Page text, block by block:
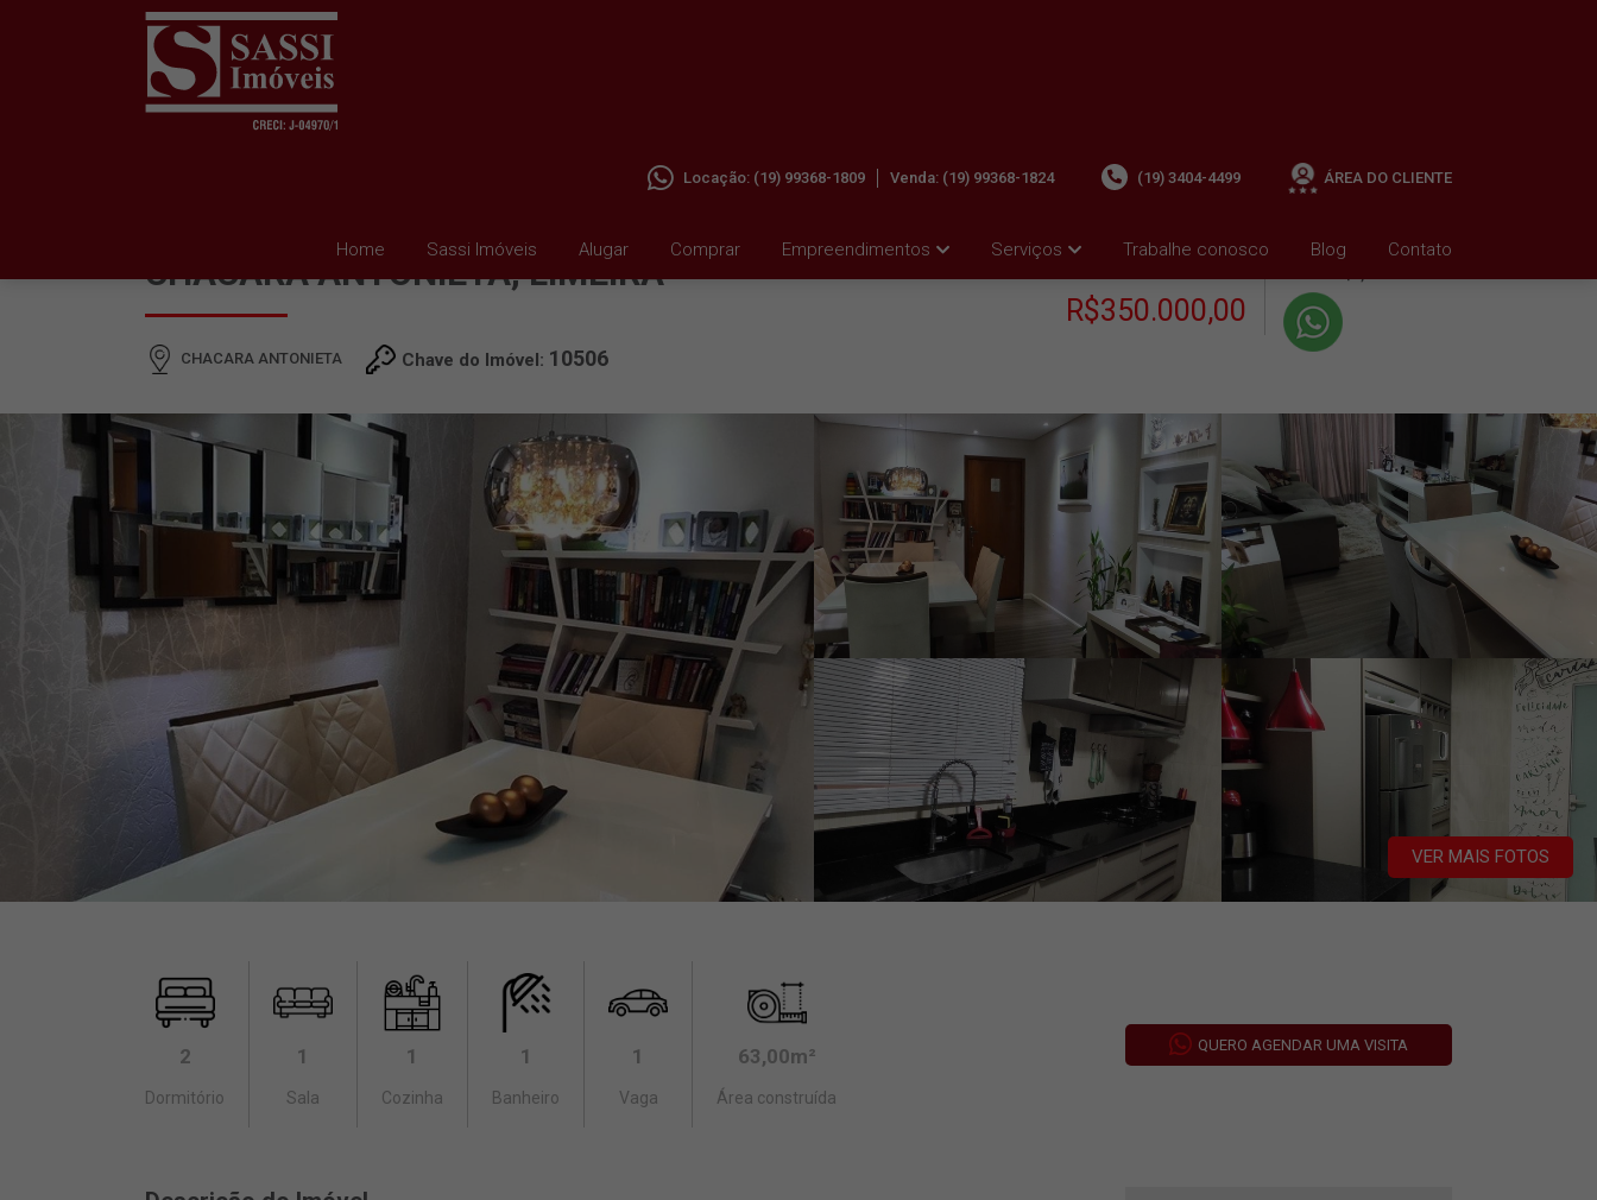
Home Sassi Imóveis Alugar Comprar Empreendimentos Serviços Trabalhe conosco Blog Contato
Locação: (19) 99368-1809 Venda: (19) 99368-1824 (19) 3404-4499 ÁREA DO CLIENTE
CHACARA ANTONIETA, LIMEIRA
CHACARA ANTONIETA Chave do Imóvel: 10506
R$350.000,00
+ Condomínio R$0,00
VER MAIS FOTOS
2
Dormitório
1
Sala
1
Cozinha
1
Banheiro
1
Vaga
63,00m²
Área construída
QUERO AGENDAR UMA VISITA